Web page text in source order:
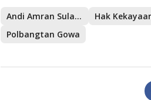
Andi Amran Sulaiman
Polbangtan Gowa